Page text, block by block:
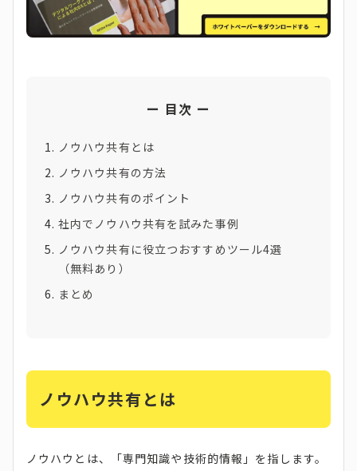
目次
ノウハウ共有とは
ノウハウ共有の方法
ノウハウ共有のポイント
社内でノウハウ共有を試みた事例
ノウハウ共有に役立つおすすめツール4選
（無料あり）
まとめ
ノウハウ共有とは
ノウハウとは、「専門知識や技術的情報」を指します。